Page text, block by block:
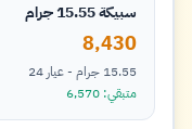
سبيكة 15.55 جرام
8,430
15.55 جرام - عيار 24
متبقي: 6,570